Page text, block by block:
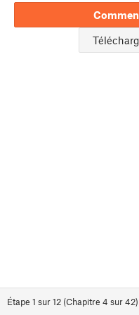
Étape 1 sur12 (Chapitre 4 sur42)